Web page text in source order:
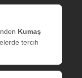
Kumaş
tercih